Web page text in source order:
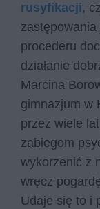
rusyfikacji,
procederu
działanie
Marcina
gimnazjum w
przez wiele
zabiegom
wykorzenić z
wręcz
Udaje się to i